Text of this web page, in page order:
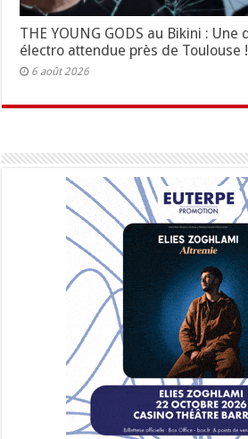
THE YOUNG GODS au Bikini :
électro attendue près de Toulouse !
6 août 2026